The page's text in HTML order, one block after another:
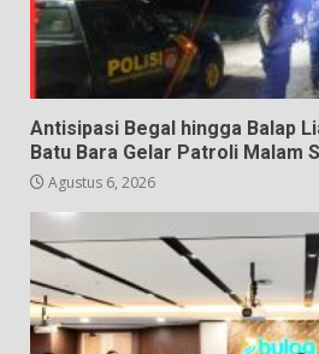
Antisipasi Begal hingga Balap
Batu Bara Gelar Patroli Malam
Agustus 6, 2026